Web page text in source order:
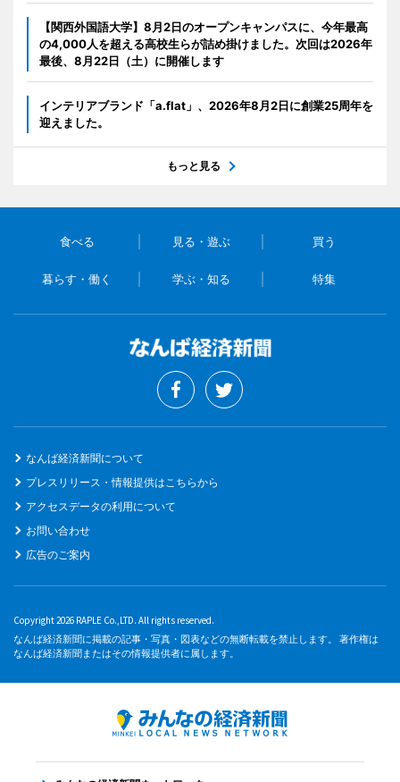
【関西外国語大学】8月2日のオープンキャンパスに、今年最高
の4,000人を超える高校生らが詰め掛けました。次回は2026年
最後、8月22日（土）に開催します
インテリアブランド「a.flat」、2026年8月2日に創業25周年を
迎えました。
もっと見る
食べる 見る・遊ぶ 買う
暮らす・働く 学ぶ・知る 特集
なんば経済新聞について
プレスリリース・情報提供はこちらから
アクセスデータの利用について
お問い合わせ
広告のご案内
Copyright 2026 RAPLE Co.,LTD. All rights reserved.
なんば経済新聞に掲載の記事・写真・図表などの無断転載を禁止します。 著作権は
なんば経済新聞またはその情報提供者に属します。